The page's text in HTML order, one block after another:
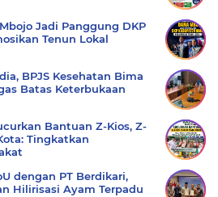
Jadi Panggung DKP
Tenun Lokal
BPJS Kesehatan Bima
Batas Keterbukaan
Bantuan Z-Kios, Z-
Tingkatkan
dengan PT Berdikari,
Hilirisasi Ayam Terpadu